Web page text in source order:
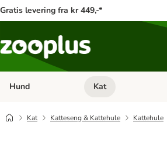
Gratis levering fra kr 449,-*
Hund Åben kategori menu:
Kat
Kat Katteseng & Kattehule Kattehule